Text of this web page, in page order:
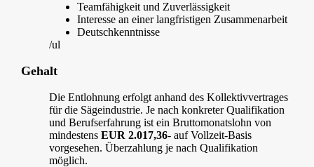
Teamfähigkeit und Zuverlässigkeit
Interesse an einer langfristigen Zusammenarbeit
Deutschkenntnisse
/ul
Gehalt
Die Entlohnung erfolgt anhand des Kollektivvertrages
für die Sägeindustrie. Je nach konkreter Qualifikation
und Berufserfahrung ist ein Bruttomonatslohn von
mindestens EUR 2.017,36- auf Vollzeit-Basis
vorgesehen. Überzahlung je nach Qualifikation
möglich.